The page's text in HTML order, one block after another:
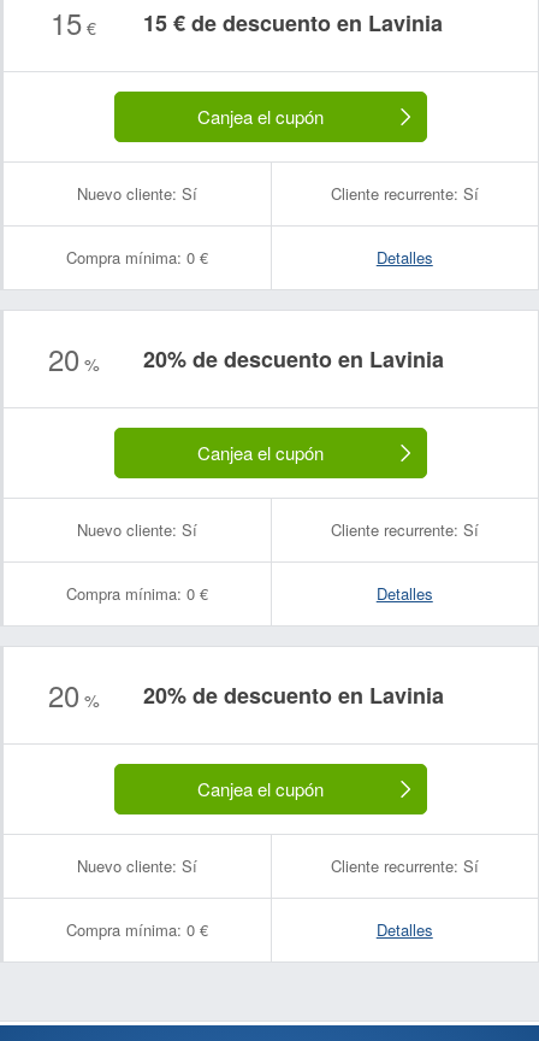
15€ 15 € de descuento en Lavinia
Canjea el cupón
Nuevo cliente: Sí Cliente recurrente: Sí
Compra mínima: 0 € Detalles
20 % 20% de descuento en Lavinia
Canjea el cupón
Nuevo cliente: Sí Cliente recurrente: Sí
Compra mínima: 0 € Detalles
20 % 20% de descuento en Lavinia
Canjea el cupón
Nuevo cliente: Sí Cliente recurrente: Sí
Compra mínima: 0 € Detalles